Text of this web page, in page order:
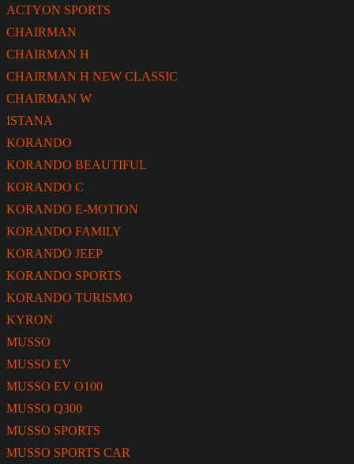
ACTYON SPORTS
CHAIRMAN
CHAIRMAN H
CHAIRMAN H NEW CLASSIC
CHAIRMAN W
ISTANA
KORANDO
KORANDO BEAUTIFUL
KORANDO C
KORANDO E-MOTION
KORANDO FAMILY
KORANDO JEEP
KORANDO SPORTS
KORANDO TURISMO
KYRON
MUSSO
MUSSO EV
MUSSO EV O100
MUSSO Q300
MUSSO SPORTS
MUSSO SPORTS CAR